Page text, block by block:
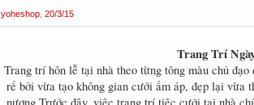
yoheshop 20/3/15
Trang Trí
Trang trí hôn lễ tại nhà theo từng tông màu chủ
rể bởi vừa tạo không gian cưới ấm áp, đẹp lại vừa
nương.Trước đây, việc trang trí tiệc cưới tại nhà